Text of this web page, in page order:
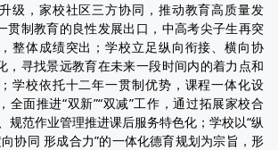
级，家校社区三方协同，推动教育高质量发
贯制教育的良性发展出口，中高考尖子生再突
整体成绩突出；学校立足纵向衔接、横向协
，寻找景远教育在未来一段时间内的着力点和
学校依托十二年一贯制优势，课程一体化设
全面推进“双新”“双减”工作，通过拓展家校合
规范作业管理推进课后服务特色化；学校以“纵
协同 形成合力”的一体化德育规划为宗旨，形